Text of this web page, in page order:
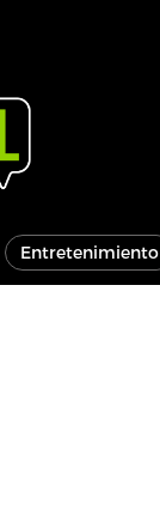
Entretenimiento